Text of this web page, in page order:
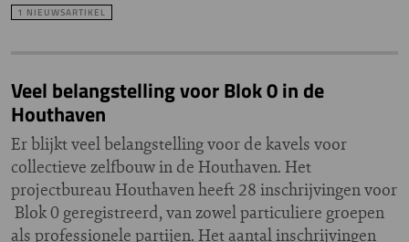
1 NIEUWSARTIKEL
Veel belangstelling voor Blok 0 in de
Houthaven
Er blijkt veel belangstelling voor de kavels voor
collectieve zelfbouw in de Houthaven. Het
projectbureau Houthaven heeft 28 inschrijvingen voor
Blok 0 geregistreerd, van zowel particuliere groepen
als professionele partijen. Het aantal inschrijvingen